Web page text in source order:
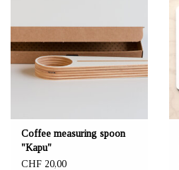
Coffee measuring spoon
"Kapu"
CHF 20,00